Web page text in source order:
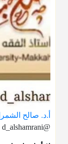
أ.د. صالح
@d_alshamrani